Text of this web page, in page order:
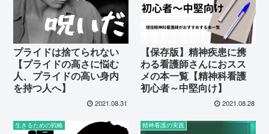
プライドは捨てられない
【プライドの高さに悩む
人、プライドの高い身内
を持つ人へ】
2021.08.31
【保存版】精神疾患に携
わる看護師さんにおスス
メの本一覧【精神科看護
初心者～中堅向け】
2021.08.28
生きるための戦略 精神看護の実践